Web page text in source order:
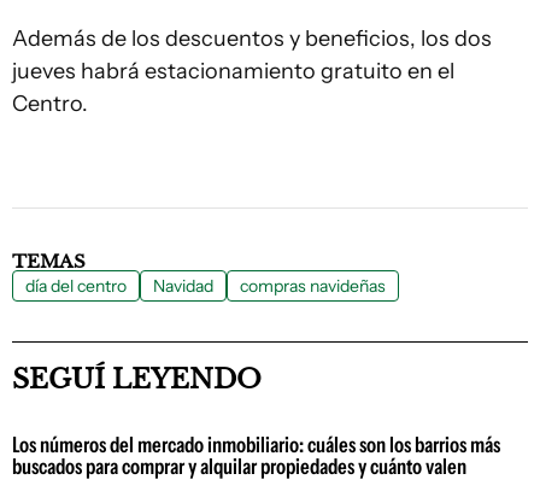
Además de los descuentos y beneficios, los dos
jueves habrá estacionamiento gratuito en el
Centro.
TEMAS
día del centro Navidad compras navideñas
SEGUÍ LEYENDO
Los números del mercado inmobiliario: cuáles son los barrios más
buscados para comprar y alquilar propiedades y cuánto valen